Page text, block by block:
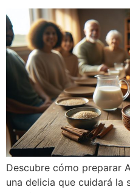
Descubre cómo preparar
una delicia que cuidará la